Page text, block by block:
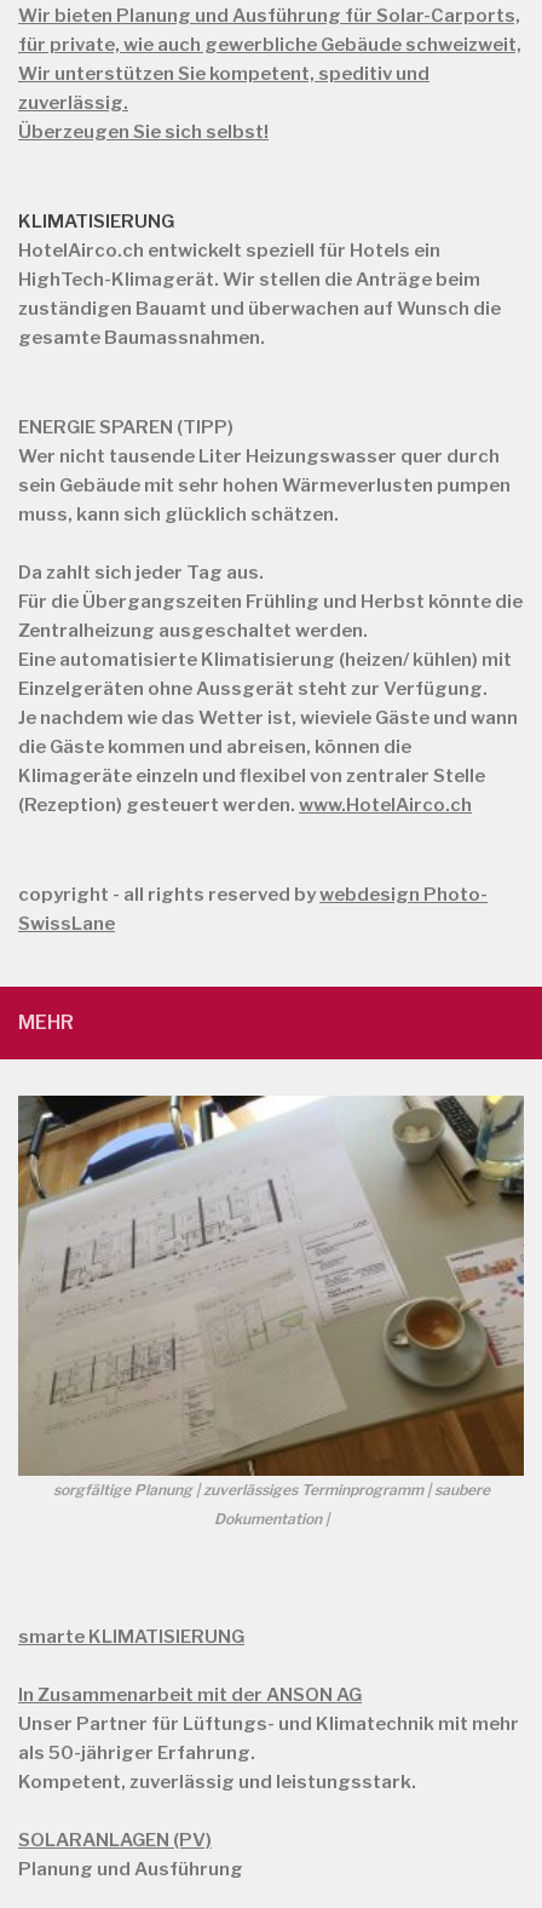
Wir bieten Planung und Ausführung für Solar-Carports,
für private, wie auch gewerbliche Gebäude schweizweit,
Wir unterstützen Sie kompetent, speditiv und
zuverlässig.
Überzeugen Sie sich selbst!
KLIMATISIERUNG
HotelAirco.ch entwickelt speziell für Hotels ein
HighTech-Klimagerät. Wir stellen die Anträge beim
zuständigen Bauamt und überwachen auf Wunsch die
gesamte Baumassnahmen.
ENERGIE SPAREN (TIPP)
Wer nicht tausende Liter Heizungswasser quer durch
sein Gebäude mit sehr hohen Wärmeverlusten pumpen
muss, kann sich glücklich schätzen.
Da zahlt sich jeder Tag aus.
Für die Übergangszeiten Frühling und Herbst könnte die
Zentralheizung ausgeschaltet werden.
Eine automatisierte Klimatisierung (heizen/ kühlen) mit
Einzelgeräten ohne Aussgerät steht zur Verfügung.
Je nachdem wie das Wetter ist, wieviele Gäste und wann
die Gäste kommen und abreisen, können die
Klimageräte einzeln und flexibel von zentraler Stelle
(Rezeption) gesteuert werden. www.HotelAirco.ch
copyright - all rights reserved bywebdesign Photo-
SwissLane
MEHR
sorgfältige Planung | zuverlässiges Terminprogramm | saubere
Dokumentation |
smarte KLIMATISIERUNG
In Zusammenarbeit mit der ANSON AG
Unser Partner für Lüftungs- und Klimatechnik mit mehr
als 50-jähriger Erfahrung.
Kompetent, zuverlässig und leistungsstark.
SOLARANLAGEN (PV)
Planung und Ausführung